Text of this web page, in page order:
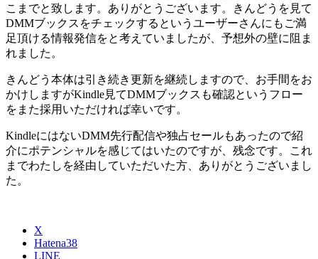
こまでと致します。ありがとうございます。きんどうを見て
DMMブックスをチェックするというユーザーさんにもご満
足頂ける情報発信をと考えていましたが、予想外の壁に阻ま
れました。
きんどう本体は引き続き更新を継続しますので、お手間をお
かけしますがKindle見てDMMブックスも確認というフロー
をまた採用いただければ幸いです。
KindleにはないDMM先行配信や独占セールもあったので紹
介にポテンシャルを感じてはいたのですが、残念です。これ
までわたしを経由していただいた方、ありがとうございまし
た。
X
Hatena38
LINE